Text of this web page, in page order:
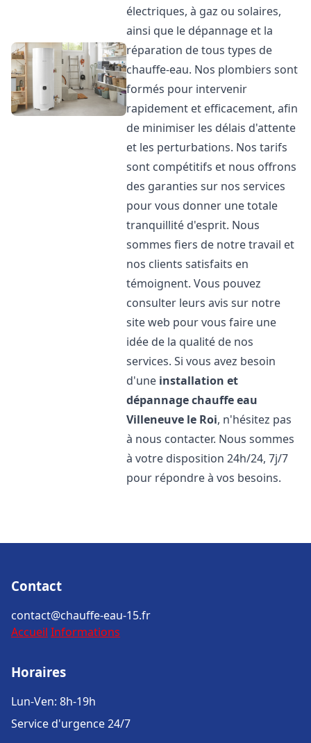
électriques, à gaz ou solaires,
ainsi que le dépannage et la
réparation de tous types de
chauffe-eau. Nos plombiers sont
formés pour intervenir
rapidement et efficacement, afin
de minimiser les délais d'attente
et les perturbations. Nos tarifs
sont compétitifs et nous offrons
des garanties sur nos services
pour vous donner une totale
tranquillité d'esprit. Nous
sommes fiers de notre travail et
nos clients satisfaits en
témoignent. Vous pouvez
consulter leurs avis sur notre
site web pour vous faire une
idée de la qualité de nos
services. Si vous avez besoin
d'une installation et
dépannage chauffe eau
Villeneuve le Roi, n'hésitez pas
à nous contacter. Nous sommes
à votre disposition 24h/24, 7j/7
pour répondre à vos besoins.
Contact
contact@chauffe-eau-15.fr
Accueil Informations
Horaires
Lun-Ven: 8h-19h
Service d'urgence 24/7